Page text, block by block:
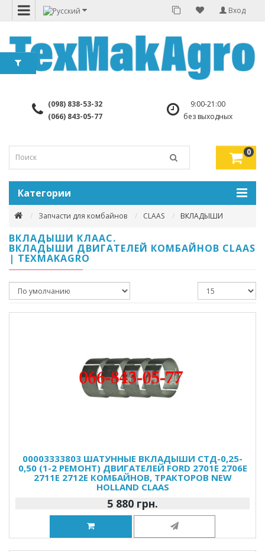
Вход
(098) 838-53-32
(066) 843-05-77
9:00-21:00
без выходных
0
Категории
Запчасти для комбайнов CLAAS ВКЛАДЫШИ
ВКЛАДЫШИ КЛААС.
ВКЛАДЫШИ ДВИГАТЕЛЕЙ КОМБАЙНОВ CLAAS
| TEXMAKAGRO
00003333803 ШАТУННЫЕ ВКЛАДЫШИ СТД-0,25-
0,50 (1-2 РЕМОНТ) ДВИГАТЕЛЕЙ FORD 2701E 2706E
2711E 2712E КОМБАЙНОВ, ТРАКТОРОВ NEW
HOLLAND CLAAS
5 880 грн.